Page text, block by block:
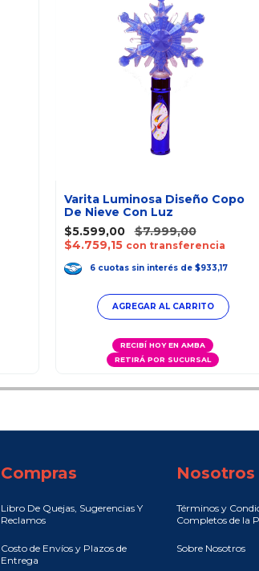
Varita Luminosa Diseño Copo
De Nieve Con Luz
$5.599,00
$7.999,00
$4.759,15 con transferencia
6 cuotas sin interés de $933,17
RECIBÍ HOY EN AMBA
RETIRÁ POR SUCURSAL
Compras
Libro De Quejas, Sugerencias Y
Reclamos
Costo de Envíos y Plazos de
Entrega
Nosotros
Términos y
Completos de la
Sobre Nosotros